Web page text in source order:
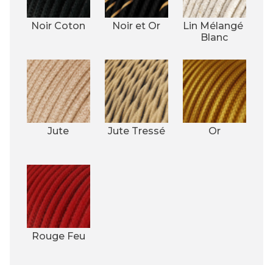
Noir Coton Noir et Or
Lin Mélangé
Blanc
Jute Jute Tressé Or
Rouge Feu